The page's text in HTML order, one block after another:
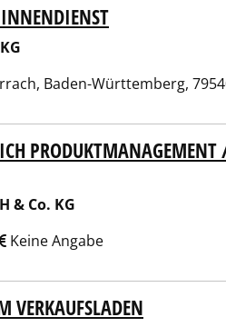
Baden-Württemberg,
& Co. KG
Keine Angabe